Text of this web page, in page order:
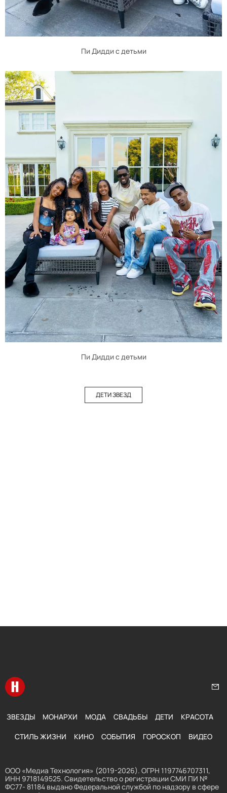
Пи Дидди с детьми
Пи Дидди с детьми
ДЕТИ ЗВЕЗД
Перейти на главную
ЗВЕЗДЫ МОНАРХИ МОДА СВАДЬБЫ ДЕТИ КРАСОТА
СТИЛЬ ЖИЗНИ КИНО СОБЫТИЯ ГОРОСКОП ВИДЕО
ООО «Медиа Технология» (2019-2026). ОГРН 1197746707311,
ИНН 9718149525. Свидетельство о регистрации СМИ ПИ №
ФС77- 81184 выдано Федеральной службой по надзору в сфере